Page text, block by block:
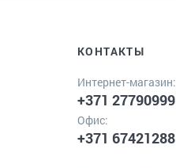
КОНТАКТЫ
Интернет-магазин:
+371 27790999
Офис:
+371 67421288